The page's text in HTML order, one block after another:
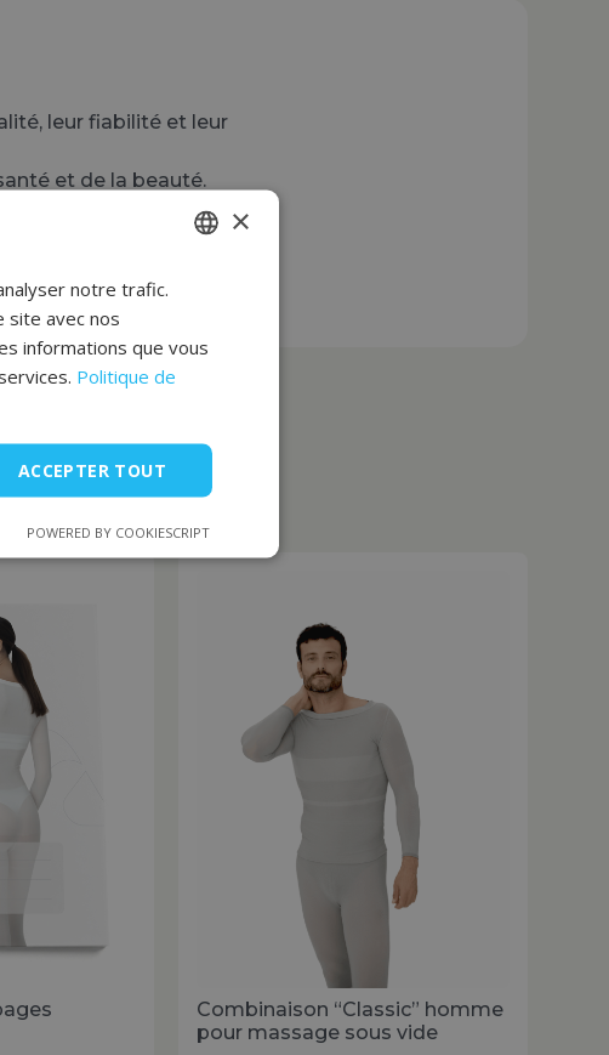
leur fiabilité et leur
et de la beauté.
Combinaison “Classic” homme
pour massage sous vide
×
notre trafic.
site avec nos
informations que vous
Politique de
ACCEPTER TOUT
POWERED BY COOKIESCRIPT